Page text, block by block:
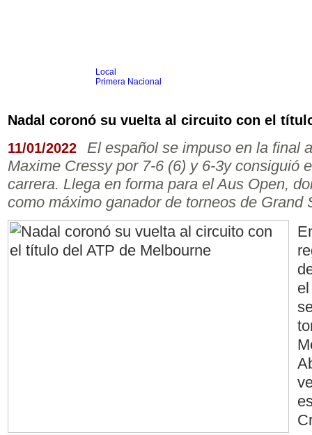
Local
Primera Nacional
Agrario
Boxeo
Ciclismo
Gim. Artística
Duatlón-Triatlón
Golf
Natación
Patín
Taekwondo
Voley
Otros
Nadal coronó su vuelta al circuito con el
11/01/2022
El español se impuso en la final
Maxime Cressy por 7-6 (6) y 6-3y consiguió
carrera. Llega en forma para el Aus Open,
como máximo ganador de torneos de Grand